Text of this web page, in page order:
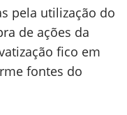
pela utilização do
de ações da
fico em
fontes do